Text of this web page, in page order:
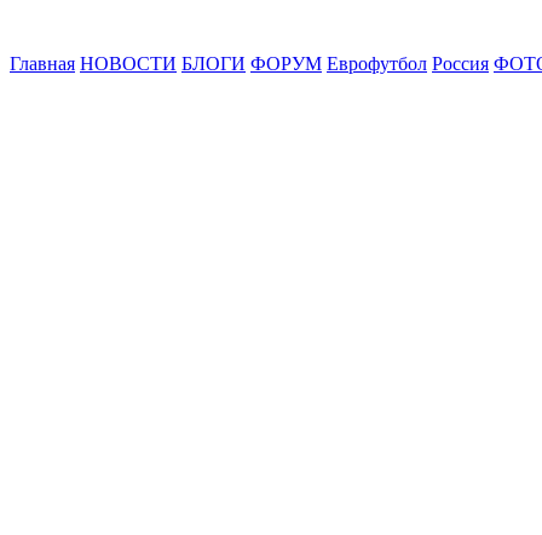
Главная НОВОСТИ БЛОГИ ФОРУМ Еврофутбол Россия